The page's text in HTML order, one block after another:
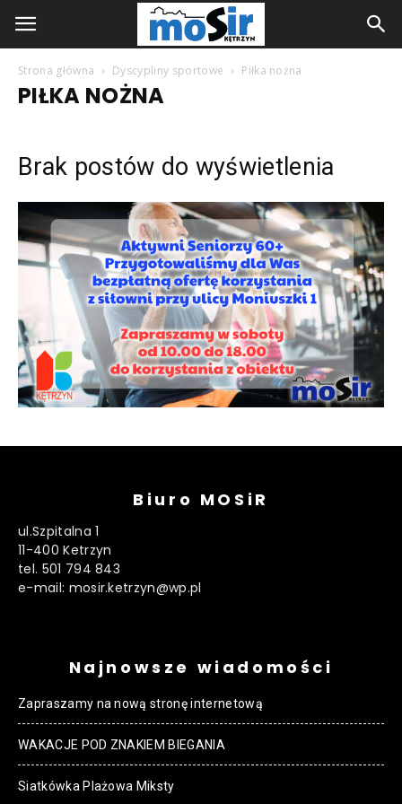
Strona główna Dyscypliny sportowe Piłka nożna
PIŁKA NOŻNA
Brak postów do wyświetlenia
Biuro MOSiR
ul.Szpitalna 1
11-400 Ketrzyn
tel. 501 794 843
e-mail: mosir.ketrzyn@wp.pl
Najnowsze wiadomości
Zapraszamy na nową stronę internetową
WAKACJE POD ZNAKIEM BIEGANIA
Siatkówka Plażowa Miksty